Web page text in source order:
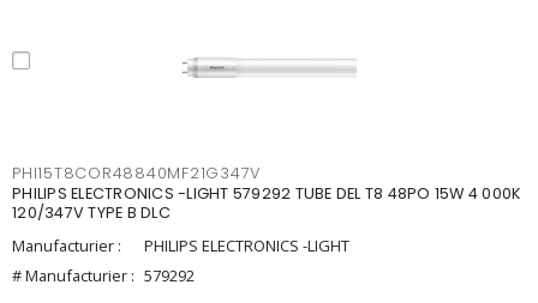
PHI15T8COR48840MF21G347V
PHILIPS ELECTRONICS -LIGHT 579292 TUBE DEL T8 48PO 15W 4 000K
120/347V TYPE B DLC
Manufacturier :
PHILIPS ELECTRONICS -LIGHT
# Manufacturier : 579292